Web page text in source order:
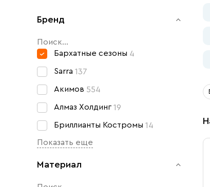
Бренд
Бархатные сезоны 4
Sarra 137
Акимов 554
Алмаз Холдинг 19
Бриллианты Костромы 14
Показать еще
Материал